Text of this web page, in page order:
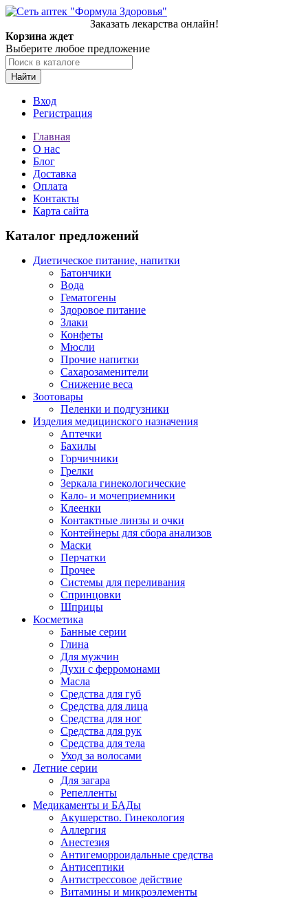
Заказать лекарства онлайн!
Корзина ждет
Выберите любое предложение
Найти
Вход
Регистрация
Главная
О нас
Блог
Доставка
Оплата
Контакты
Карта сайта
Каталог предложений
Диетическое питание, напитки
Батончики
Вода
Гематогены
Здоровое питание
Злаки
Конфеты
Мюсли
Прочие напитки
Сахарозаменители
Снижение веса
Зоотовары
Пеленки и подгузники
Изделия медицинского назначения
Аптечки
Бахилы
Горчичники
Грелки
Зеркала гинекологические
Кало- и мочеприемники
Клеенки
Контактные линзы и очки
Контейнеры для сбора анализов
Маски
Перчатки
Прочее
Системы для переливания
Спринцовки
Шприцы
Косметика
Банные серии
Глина
Для мужчин
Духи с ферромонами
Масла
Средства для губ
Средства для лица
Средства для ног
Средства для рук
Средства для тела
Уход за волосами
Летние серии
Для загара
Репелленты
Медикаменты и БАДы
Акушерство. Гинекология
Аллергия
Анестезия
Антигеморроидальные средства
Антисептики
Антистрессовое действие
Витамины и микроэлементы